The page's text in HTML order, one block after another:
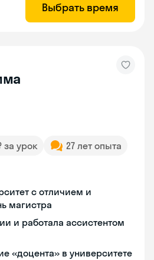
Выбрать время
за урок
27 лет опыта
с отличием и
магистра
и работала ассистентом
«доцента» в университете